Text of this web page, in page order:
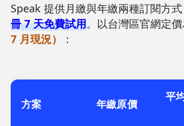
Speak 提供月繳與年繳兩種訂閱方
冊 7 天免費試用。以台灣區官網定
7 月現況）
：
方案 年繳原價
平